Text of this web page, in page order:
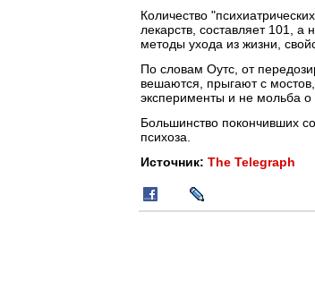
Количество
лекарств, составляет 101,
методы ухода из жизни,
По словам Оутс, от
вешаются, прыгают с
эксперименты и не мольба
Большинство покончивших
психоза.
Источник: The Telegraph